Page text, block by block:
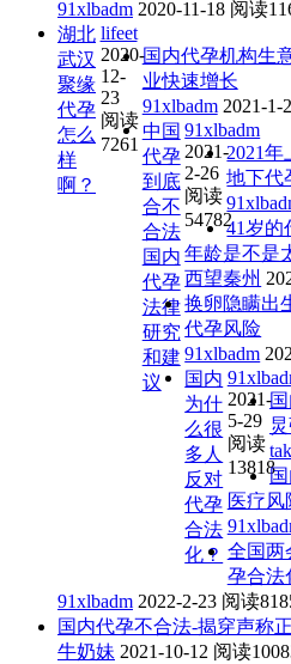
91xlbadm 2020-11-18 阅读
湖北
武汉
聚缘
代孕
怎么
样
啊？
lifeet
2020-
12-
23
阅读
7261
国内代孕机构生
业快速增长
91xlbadm 2021-1-2
中国
代孕
到底
合不
合法
国内
代孕
法律
研究
和建
议
91xlbadm
2021-
2-26
阅读
54782
2021
地下代
41岁的
年龄是不是
西望秦州
换卵隐瞒出
代孕风险
91xlbadm
国内
为什
么很
多人
反对
代孕
合法
化？
2021-
5-29
阅读
13818
医疗风
全国两
孕合法
91xlbadm 2022-2-23 阅读
国内代孕不合法-揭穿声称
牛奶妹 2021-10-12 阅读